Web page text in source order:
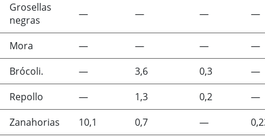
Grosellas
negras
— — — —
Mora — — —
—
Brócoli.
— 3,6 0,3
—
Repollo
— 1,3 0,2
—
Zanahorias
10,1 0,7 —